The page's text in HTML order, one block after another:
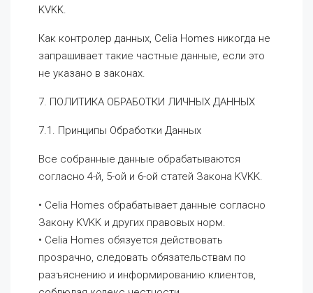
KVKK.
Как контролер данных, Celia Homes никогда не
запрашивает такие частные данные, если это
не указано в законах.
7. ПОЛИТИКА ОБРАБОТКИ ЛИЧНЫХ ДАННЫХ
7.1. Принципы Обработки Данных
Все собранные данные обрабатываются
согласно 4-й, 5-ой и 6-ой статей Закона KVKK.
• Celia Homes обрабатывает данные согласно
Закону KVKK и других правовых норм.
• Celia Homes обязуется действовать
прозрачно, следовать обязательствам по
разъяснению и информированию клиентов,